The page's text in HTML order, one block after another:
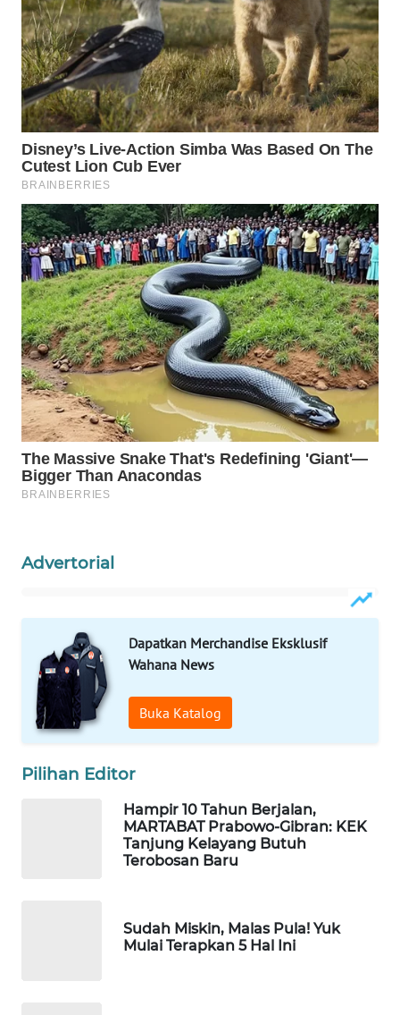
Advertorial
Dapatkan Merchandise Eksklusif
Wahana News
Buka Katalog
Pilihan Editor
Hampir 10 Tahun Berjalan,
MARTABAT Prabowo-Gibran: KEK
Tanjung Kelayang Butuh
Terobosan Baru
Sudah Miskin, Malas Pula! Yuk
Mulai Terapkan 5 Hal Ini
TV
WAHANANEWS
ID
WAHANANEWS
CO ID
WAHANANEWS
NET
WAHANA
SPORT
WAHANA
UMKM
WAHANA
SELEB
WAHANA
PERSONA
WAHANA
DESA
WISATA
LAPAK